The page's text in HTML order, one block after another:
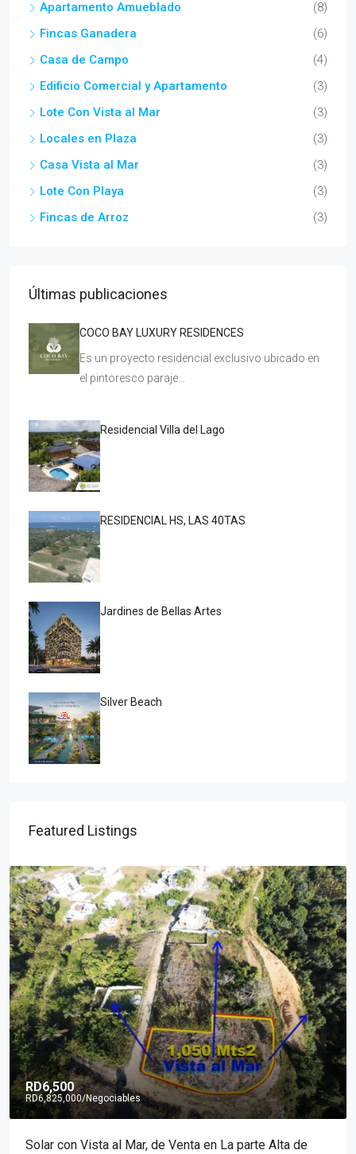
Apartamento Amueblado
(8)
Fincas Ganadera
(6)
Casa de Campo
(4)
Edificio Comercial y Apartamento
(3)
Lote Con Vista al Mar
(3)
Locales en Plaza
(3)
Casa Vista al Mar
(3)
Lote Con Playa
(3)
Fincas de Arroz
(3)
Últimas publicaciones
COCO BAY LUXURY RESIDENCES
Es un proyecto residencial exclusivo ubicado en
el pintoresco paraje…
Residencial Villa del Lago
RESIDENCIAL HS, LAS 40TAS
Jardines de Bellas Artes
Silver Beach
Featured Listings
RD6,500
RD6,825,000/Negociables
Solar con Vista al Mar, de Venta en La parte Alta de